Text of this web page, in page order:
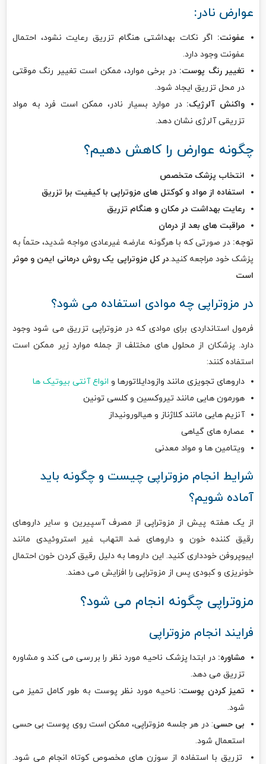
عوارض نادر:
عفونت: اگر نکات بهداشتی هنگام تزریق رعایت نشود، احتمال
عفونت وجود دارد.
تغییر رنگ پوست: در برخی موارد، ممکن است تغییر رنگ موقتی
در محل تزریق ایجاد شود.
واکنش آلرژیک: در موارد بسیار نادر، ممکن است فرد به مواد
تزریقی آلرژی نشان دهد.
چگونه عوارض را کاهش دهیم؟
انتخاب پزشک متخصص
استفاده از مواد و کوکتل های مزوتراپی با کیفیت برا تزریق
رعایت بهداشت در مکان و هنگام تزریق
مراقبت های بعد از درمان
توجه: در صورتی که با هرگونه عارضه غیرعادی مواجه شدید، حتماً به
پزشک خود مراجعه کنید.در کل مزوتراپی یک روش درمانی ایمن و موثر
است
در مزوتراپی چه موادی استفاده می شود؟
فرمول استانداردی برای موادی که در مزوتراپی تزریق می شود وجود
دارد. پزشکان از محلول های مختلف از جمله موارد زیر ممکن است
استفاده کنند:
داروهای تجویزی مانند وازودایلاتورها و انواع آنتی بیوتیک ها
هورمون هایی مانند تیروکسین و کلسی تونین
آنزیم هایی مانند کلاژناز و هیالورونیداز
عصاره های گیاهی
ویتامین ها و مواد معدنی
شرایط انجام مزوتراپی چیست و چگونه باید
آماده شویم؟
از یک هفته پیش از مزوتراپی از مصرف آسپیرین و سایر داروهای
رقیق کننده خون و داروهای ضد التهاب غیر استروئیدی مانند
ایبوپروفن خودداری کنید. این داروها به دلیل رقیق کردن خون احتمال
خونریزی و کبودی پس از مزوتراپی را افزایش می دهند.
مزوتراپی چگونه انجام می شود؟
فرایند انجام مزوتراپی
مشاوره: در ابتدا پزشک ناحیه مورد نظر را بررسی می کند و مشاوره
تزریق می دهد.
تمیز کردن پوست: ناحیه مورد نظر پوست به طور کامل تمیز می
شود.
بی حسی: در هر جلسه مزوتراپی، ممکن است روی پوست بی حسی
استعمال شود.
تزریق با استفاده از سوزن های مخصوص کوتاه انجام می شود.